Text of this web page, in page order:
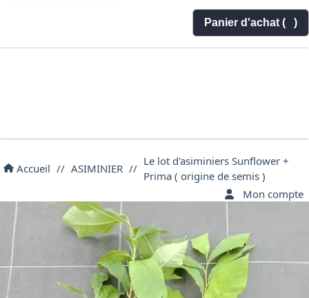
Panier d'achat ( )
Accueil // ASIMINIER //
Le lot d'asiminiers Sunflower +
Prima ( origine de semis )
Mon compte